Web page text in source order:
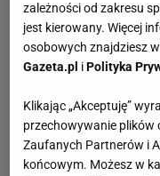
się nienaganną
utrzymywać dzięki
okiem osobistego
mediach. Pojawiły się
bardzo, ponieważ
wilczy apetyt.
zależności od zakresu
jest kierowany. Więcej
osobowych znajdziesz
Gazeta.pl i Polityka
Klikając „Akceptuję”
przechowywanie plików
Zaufanych Partnerów i
końcowym. Możesz w